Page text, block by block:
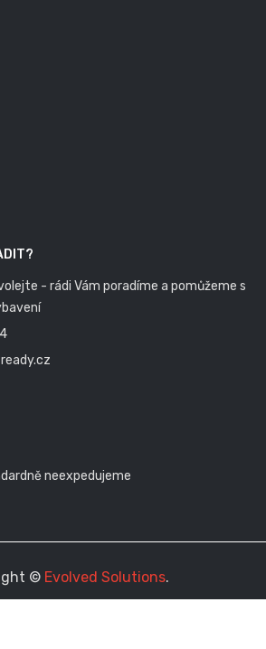
- rádi Vám poradíme a pomůžeme s
neexpedujeme
© Evolved Solutions.